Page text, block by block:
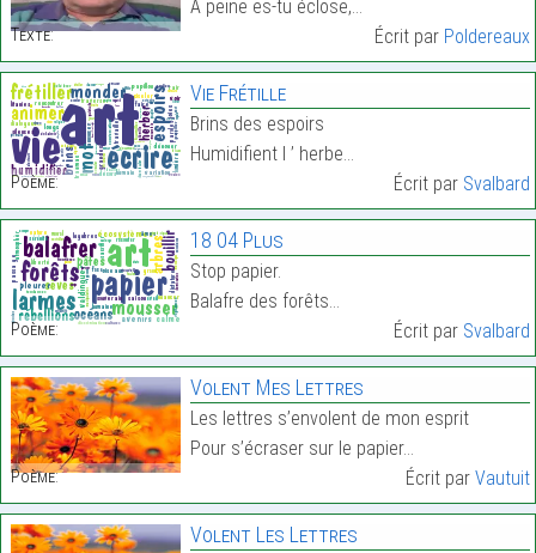
Texte:
À peine es-tu éclose,…
Écrit par Poldereaux
Poème:
Vie Frétille
Brins des espoirs
Humidifient l ’ herbe…
Écrit par Svalbard
Poème:
18 04 Plus
Stop papier.
Balafre des forêts…
Écrit par Svalbard
Poème:
Volent Mes Lettres
Les lettres s’envolent de mon esprit
Pour s’écraser sur le papier…
Écrit par Vautuit
Volent Les Lettres